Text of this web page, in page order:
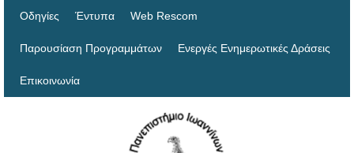
Οδηγίες Έντυπα Web Rescom
Παρουσίαση Προγραμμάτων Ενεργές Ενημερωτικές Δράσεις
Επικοινωνία